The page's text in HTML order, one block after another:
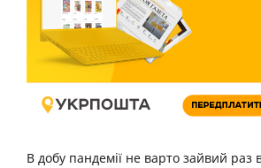
В добу пандемії не варто зайвий раз